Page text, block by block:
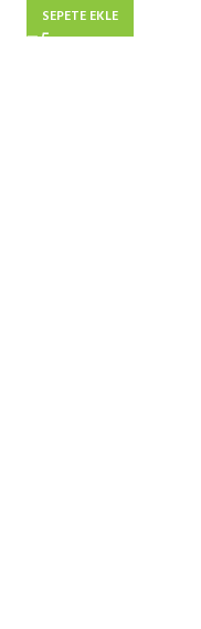
SEPETE EKLE